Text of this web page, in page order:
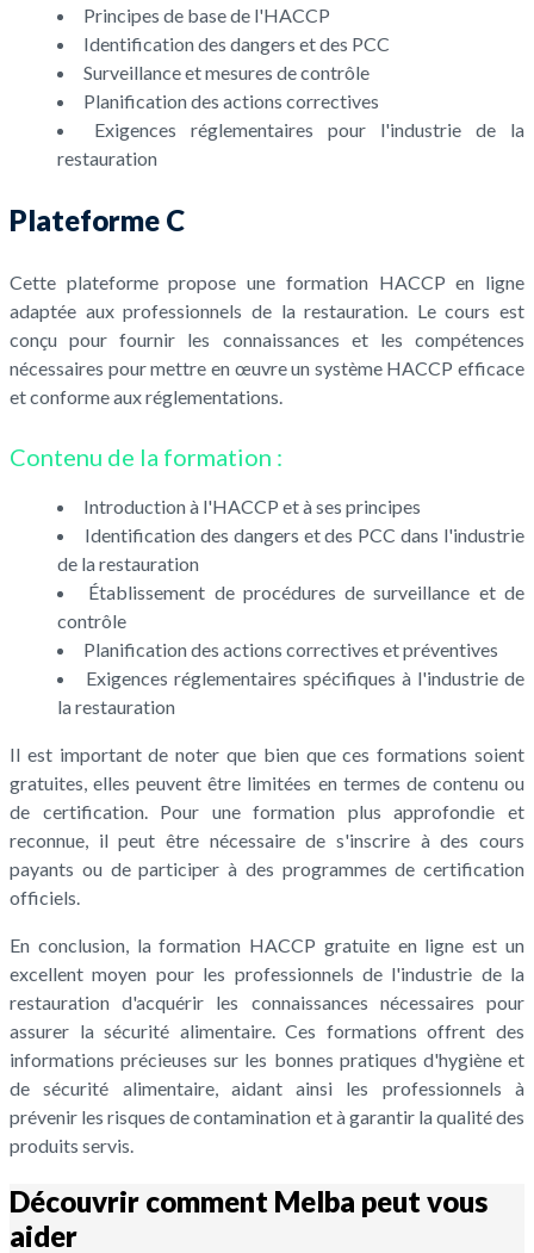
Principes de base de l'HACCP
Identification des dangers et des PCC
Surveillance et mesures de contrôle
Planification des actions correctives
Exigences réglementaires pour l'industrie de la
restauration
Plateforme C
Cette plateforme propose une formation HACCP en ligne
adaptée aux professionnels de la restauration. Le cours est
conçu pour fournir les connaissances et les compétences
nécessaires pour mettre en œuvre un système HACCP efficace
et conforme aux réglementations.
Contenu de la formation :
Introduction à l'HACCP et à ses principes
Identification des dangers et des PCC dans l'industrie
de la restauration
Établissement de procédures de surveillance et de
contrôle
Planification des actions correctives et préventives
Exigences réglementaires spécifiques à l'industrie de
la restauration
Il est important de noter que bien que ces formations soient
gratuites, elles peuvent être limitées en termes de contenu ou
de certification. Pour une formation plus approfondie et
reconnue, il peut être nécessaire de s'inscrire à des cours
payants ou de participer à des programmes de certification
officiels.
En conclusion, la formation HACCP gratuite en ligne est un
excellent moyen pour les professionnels de l'industrie de la
restauration d'acquérir les connaissances nécessaires pour
assurer la sécurité alimentaire. Ces formations offrent des
informations précieuses sur les bonnes pratiques d'hygiène et
de sécurité alimentaire, aidant ainsi les professionnels à
prévenir les risques de contamination et à garantir la qualité des
produits servis.
Découvrir comment Melba peut vous
aider